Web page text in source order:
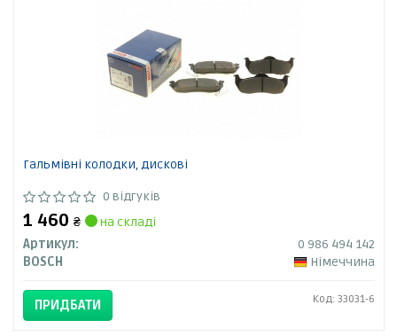
Гальмівні колодки, дискові
0 відгуків
1 460 ₴
на складі
Артикул:
0 986 494 142
BOSCH
Німеччина
ПРИДБАТИ Код: 33031-6